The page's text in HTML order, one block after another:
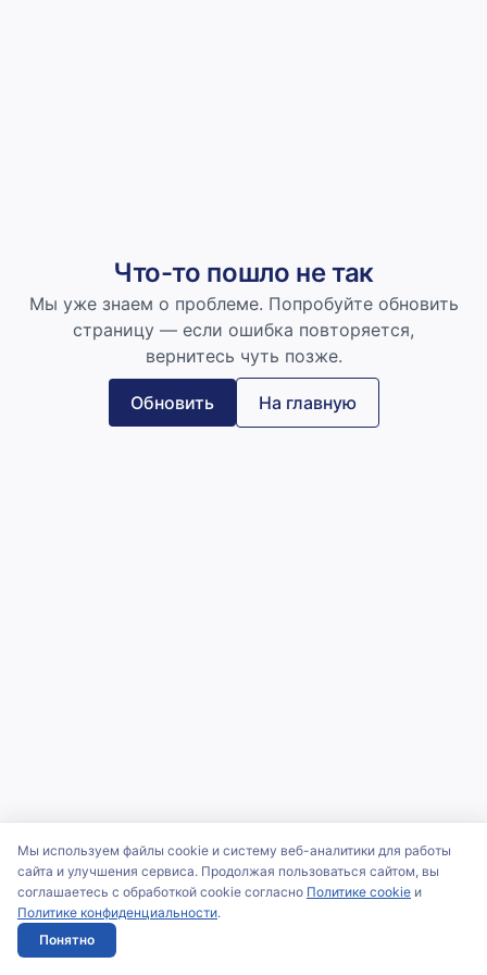
Что-то пошло не так
Мы уже знаем о проблеме. Попробуйте обновить
страницу — если ошибка повторяется,
вернитесь чуть позже.
Обновить На главную
Мы используем файлы cookie и систему веб-аналитики для работы
сайта и улучшения сервиса. Продолжая пользоваться сайтом, вы
соглашаетесь с обработкой cookie согласно Политике cookie и
Политике конфиденциальности.
Понятно